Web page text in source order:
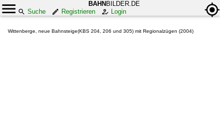
BAHN BILDER.DE
Suche
Registrieren Login
Wittenberge, neue Bahnsteige(KBS 204, 206 und 305) mit Regionalzügen (2004)